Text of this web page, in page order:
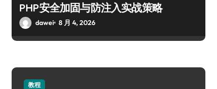
PHP安全加固与防注入实战策略
dawei 8 月 4, 2026
教程